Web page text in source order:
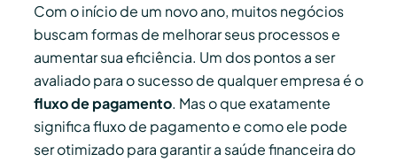
Com o início de um novo ano, muitos negócios
buscam formas de melhorar seus processos e
aumentar sua eficiência. Um dos pontos a ser
avaliado para o sucesso de qualquer empresa é o
fluxo de pagamento. Mas o que exatamente
significa fluxo de pagamento e como ele pode
ser otimizado para garantir a saúde financeira do